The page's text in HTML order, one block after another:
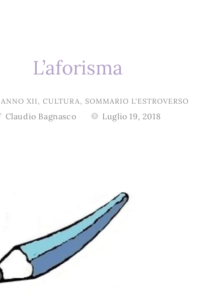
L’aforisma
ANNO XII, CULTURA, SOMMARIO L'ESTROVERSO
Claudio Bagnasco Luglio 19, 2018